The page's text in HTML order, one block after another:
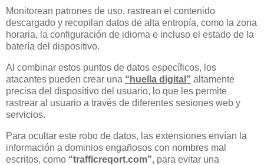
Monitorean patrones de uso, rastrean el contenido
descargado y recopilan datos de alta entropía, como la zona
horaria, la configuración de idioma e incluso el estado de la
batería del dispositivo.
Al combinar estos puntos de datos específicos, los
atacantes pueden crear una “huella digital” altamente
precisa del dispositivo del usuario, lo que les permite
rastrear al usuario a través de diferentes sesiones web y
servicios.
Para ocultar este robo de datos, las extensiones envían la
información a dominios engañosos con nombres mal
escritos, como “trafficreqort.com”, para evitar una